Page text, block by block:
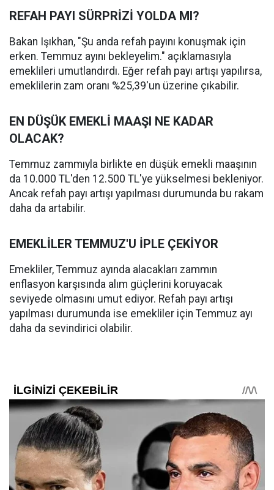
REFAH PAYI SÜRPRİZİ YOLDA MI?
Bakan Işıkhan, "Şu anda refah payını konuşmak için
erken. Temmuz ayını bekleyelim." açıklamasıyla
emeklileri umutlandırdı. Eğer refah payı artışı yapılırsa,
emeklilerin zam oranı %25,39'un üzerine çıkabilir.
EN DÜŞÜK EMEKLİ MAAŞI NE KADAR
OLACAK?
Temmuz zammıyla birlikte en düşük emekli maaşının
da 10.000 TL'den 12.500 TL'ye yükselmesi bekleniyor.
Ancak refah payı artışı yapılması durumunda bu rakam
daha da artabilir.
EMEKLİLER TEMMUZ'U İPLE ÇEKİYOR
Emekliler, Temmuz ayında alacakları zammın
enflasyon karşısında alım güçlerini koruyacak
seviyede olmasını umut ediyor. Refah payı artışı
yapılması durumunda ise emekliler için Temmuz ayı
daha da sevindirici olabilir.